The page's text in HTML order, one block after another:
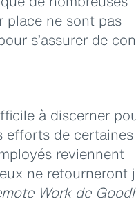
place ne sont pas
s’assurer de
à discerner
efforts de certaines
reviennent
ne retourneront
Work de